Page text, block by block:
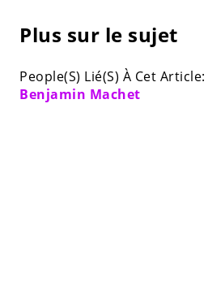
Plus sur le sujet
People(S) Lié(S) À Cet Article:
Benjamin Machet